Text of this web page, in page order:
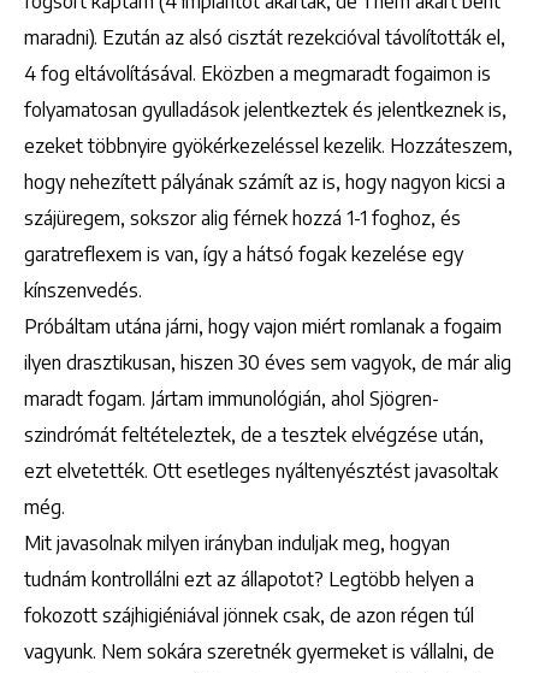
maradni). Ezután az alsó cisztát rezekcióval távolították el,
4 fog eltávolításával. Eközben a megmaradt fogaimon is
folyamatosan gyulladások jelentkeztek és jelentkeznek is,
ezeket többnyire gyökérkezeléssel kezelik. Hozzáteszem,
hogy nehezített pályának számít az is, hogy nagyon kicsi a
szájüregem, sokszor alig férnek hozzá 1-1 foghoz, és
garatreflexem is van, így a hátsó fogak kezelése egy
kínszenvedés.
Próbáltam utána járni, hogy vajon miért romlanak a fogaim
ilyen drasztikusan, hiszen 30 éves sem vagyok, de már alig
maradt fogam. Jártam immunológián, ahol Sjögren-
szindrómát feltételeztek, de a tesztek elvégzése után,
ezt elvetették. Ott esetleges nyáltenyésztést javasoltak
még.
Mit javasolnak milyen irányban induljak meg, hogyan
tudnám kontrollálni ezt az állapotot? Legtöbb helyen a
fokozott szájhigiéniával jönnek csak, de azon régen túl
vagyunk. Nem sokára szeretnék gyermeket is vállalni, de